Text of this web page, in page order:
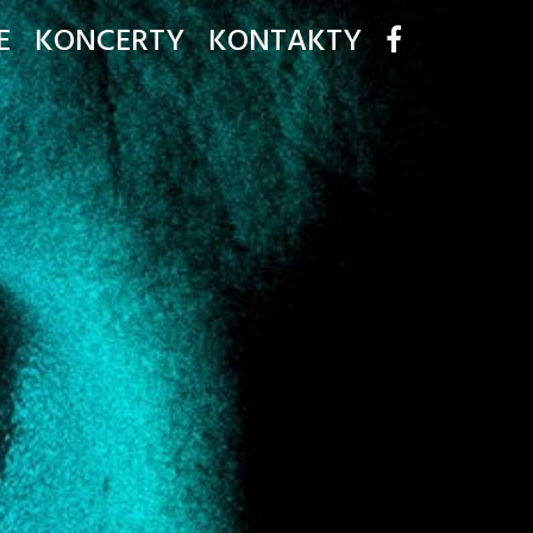
KONCERTY KONTAKTY